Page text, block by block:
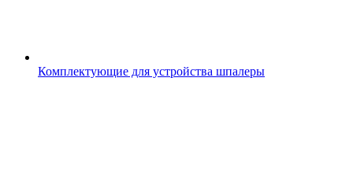
Комплектующие для устройства шпалеры